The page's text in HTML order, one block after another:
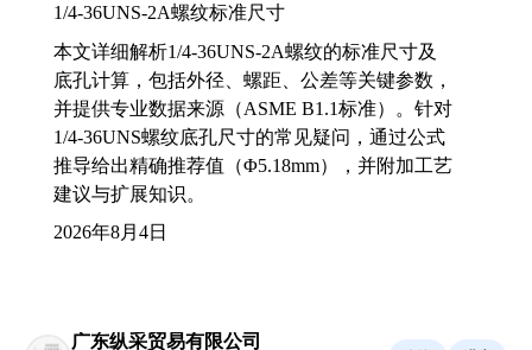
1/4-36UNS-2A螺纹标准尺寸
本文详细解析1/4-36UNS-2A螺纹的标准尺寸及
底孔计算，包括外径、螺距、公差等关键参数，
并提供专业数据来源（ASME B1.1标准）。针对
1/4-36UNS螺纹底孔尺寸的常见疑问，通过公式
推导给出精确推荐值（Φ5.18mm），并附加工艺
建议与扩展知识。
2026年8月4日
广东纵采贸易有限公司